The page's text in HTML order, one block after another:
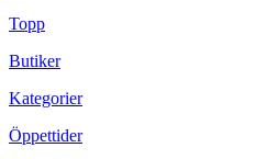
Topp
Butiker
Kategorier
Öppettider